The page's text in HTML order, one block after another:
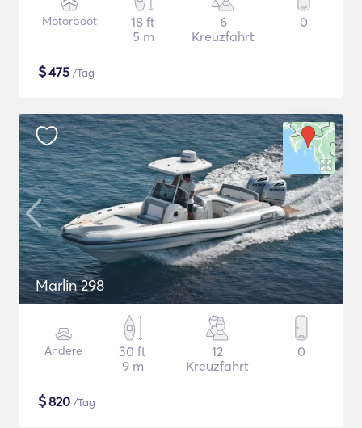
Motorboot
18 ft
5 m
6
Kreuzfahrt
0
$475 /Tag
Marlin 298
Andere
30 ft
9 m
12
Kreuzfahrt
0
$820 /Tag